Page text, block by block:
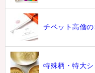
チベット高僧
特殊柄・特大